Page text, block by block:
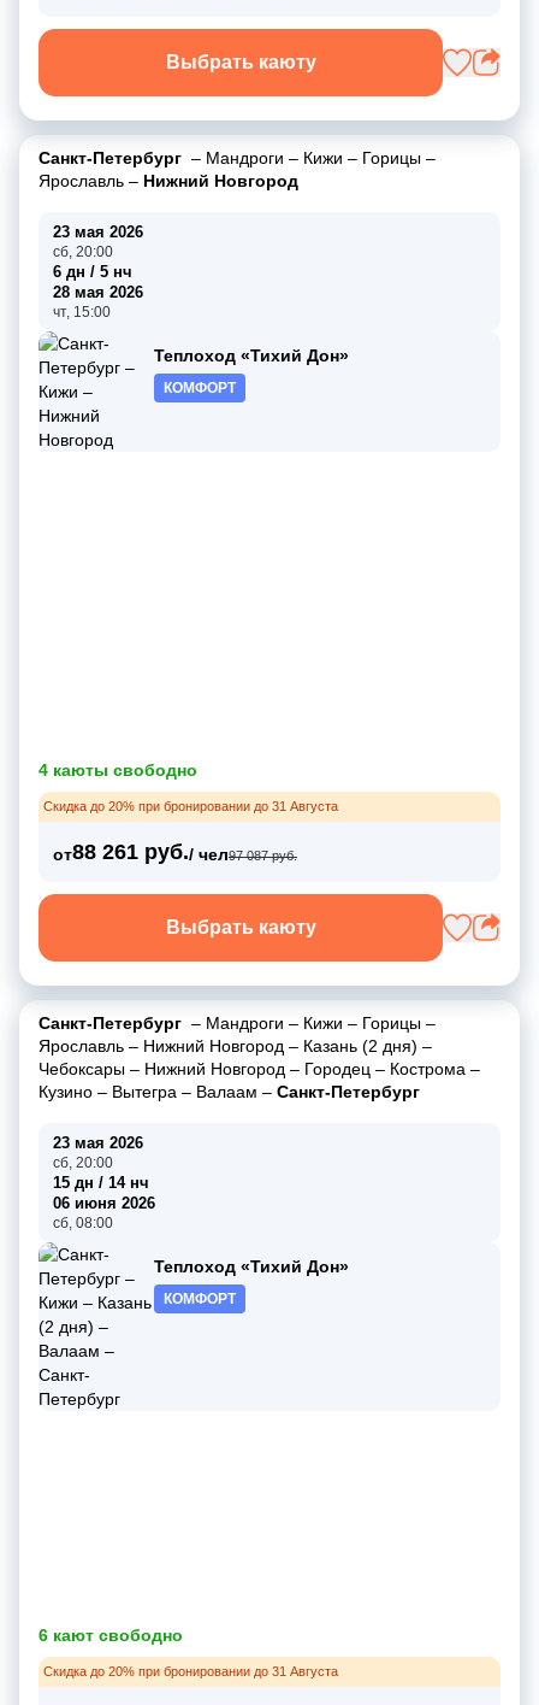
Выбрать каюту
Санкт-Петербург – Мандроги – Кижи – Горицы –
Ярославль – Нижний Новгород
23 мая 2026
сб, 20:00
6 дн / 5 нч
28 мая 2026
чт, 15:00
Теплоход «Тихий Дон»
КОМФОРТ
4 каюты свободно
Скидка до 20% при бронировании до 31 Августа
от88 261 руб./ чел97 087 руб.
Выбрать каюту
Санкт-Петербург – Мандроги – Кижи – Горицы –
Ярославль – Нижний Новгород – Казань (2 дня) –
Чебоксары – Нижний Новгород – Городец – Кострома –
Кузино – Вытегра – Валаам – Санкт-Петербург
23 мая 2026
сб, 20:00
15 дн / 14 нч
06 июня 2026
сб, 08:00
Теплоход «Тихий Дон»
КОМФОРТ
6 кают свободно
Скидка до 20% при бронировании до 31 Августа